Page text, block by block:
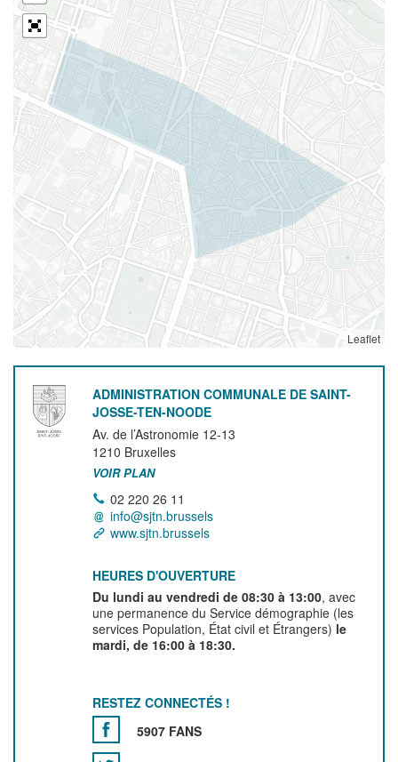
Leaflet
ADMINISTRATION COMMUNALE DE SAINT-
JOSSE-TEN-NOODE
Av. de l’Astronomie 12-13
1210 Bruxelles
VOIR PLAN
02 220 26 11
info@sjtn.brussels
www.sjtn.brussels
HEURES D'OUVERTURE
Du lundi au vendredi de 08:30 à 13:00, avec
une permanence du Service démographie (les
services Population, État civil et Étrangers) le
mardi, de 16:00 à 18:30.
RESTEZ CONNECTÉS !
5907 FANS